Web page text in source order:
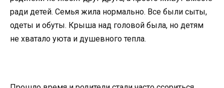
ради детей. Семья жила нормально. Все были сыты,
одеты и обуты. Крыша над головой была, но детям
не хватало уюта и душевного тепла.